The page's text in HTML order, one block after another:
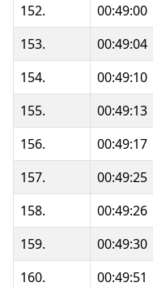
152.
00:49:00
153.
00:49:04
154.
00:49:10
155.
00:49:13
156.
00:49:17
157.
00:49:25
158.
00:49:26
159.
00:49:30
160.
00:49:51